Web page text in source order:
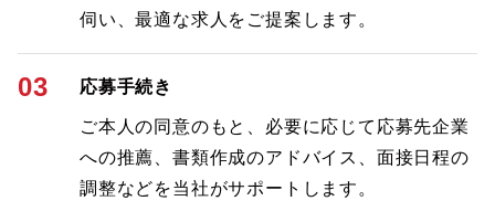
伺い、最適な求人をご提案します。
03 応募手続き
ご本人の同意のもと、必要に応じて応募先企業
への推薦、書類作成のアドバイス、面接日程の
調整などを当社がサポートします。